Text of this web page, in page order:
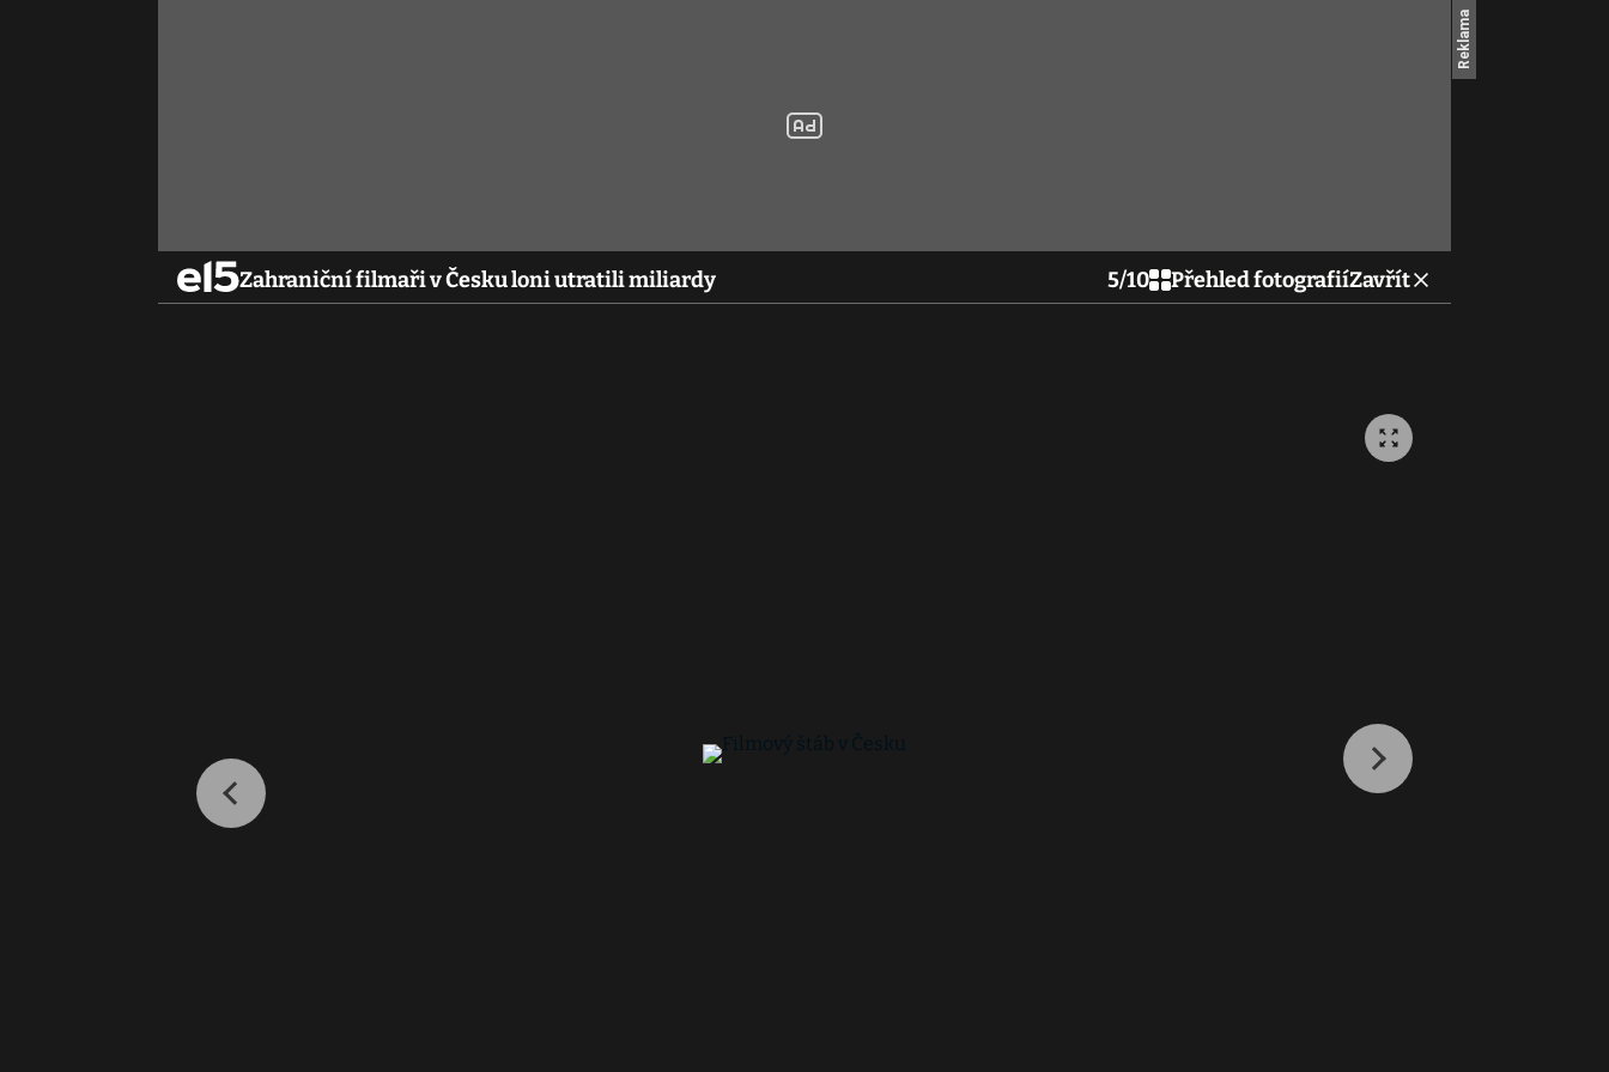
Zahraniční filmaři v Česku loni utratili miliardy 5/10 Přehled fotografiíZavřít